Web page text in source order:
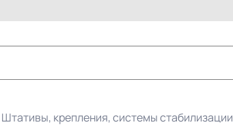
Штативы, крепления, системы стабилизации